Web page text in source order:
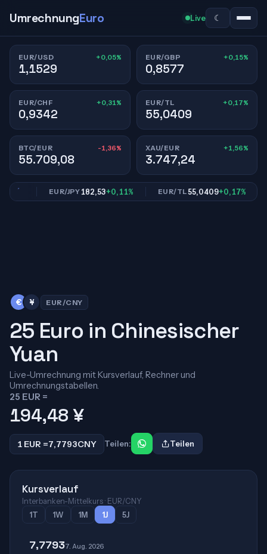
UmrechnungEuro Live ☾
EUR/USD +0,05%
1,1529
EUR/GBP +0,15%
0,8577
EUR/CHF +0,31%
0,9342
EUR/TL +0,17%
55,0409
BTC/EUR -1,36%
55.709,08
XAU/EUR +1,56%
3.747,24
EUR/JPY182,53+0,11% EUR/TL55,0409+0,17%
€ ¥ EUR/CNY
25 Euro in Chinesischer
Yuan
Live-Umrechnung mit Kursverlauf, Rechner und
Umrechnungstabellen.
25 EUR =
194,48 ¥
1 EUR =7,7793CNY Teilen: Teilen
Kursverlauf
Interbanken-Mittelkurs · EUR/CNY
1T
1W 1M 1J 5J
7,77937. Aug. 2026